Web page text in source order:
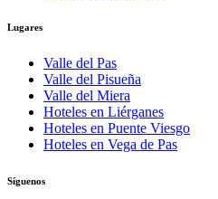
Lugares
Valle del Pas
Valle del Pisueña
Valle del Miera
Hoteles en Liérganes
Hoteles en Puente Viesgo
Hoteles en Vega de Pas
Síguenos